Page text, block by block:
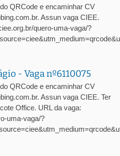
QRCode e encaminhar CV
Assun vaga CIEE.
quero-uma-vaga/?
- Vaga nº6110075
QRCode e encaminhar CV
Assun vaga CIEE. Ter
Office. URL da vaga:
uma-vaga/?